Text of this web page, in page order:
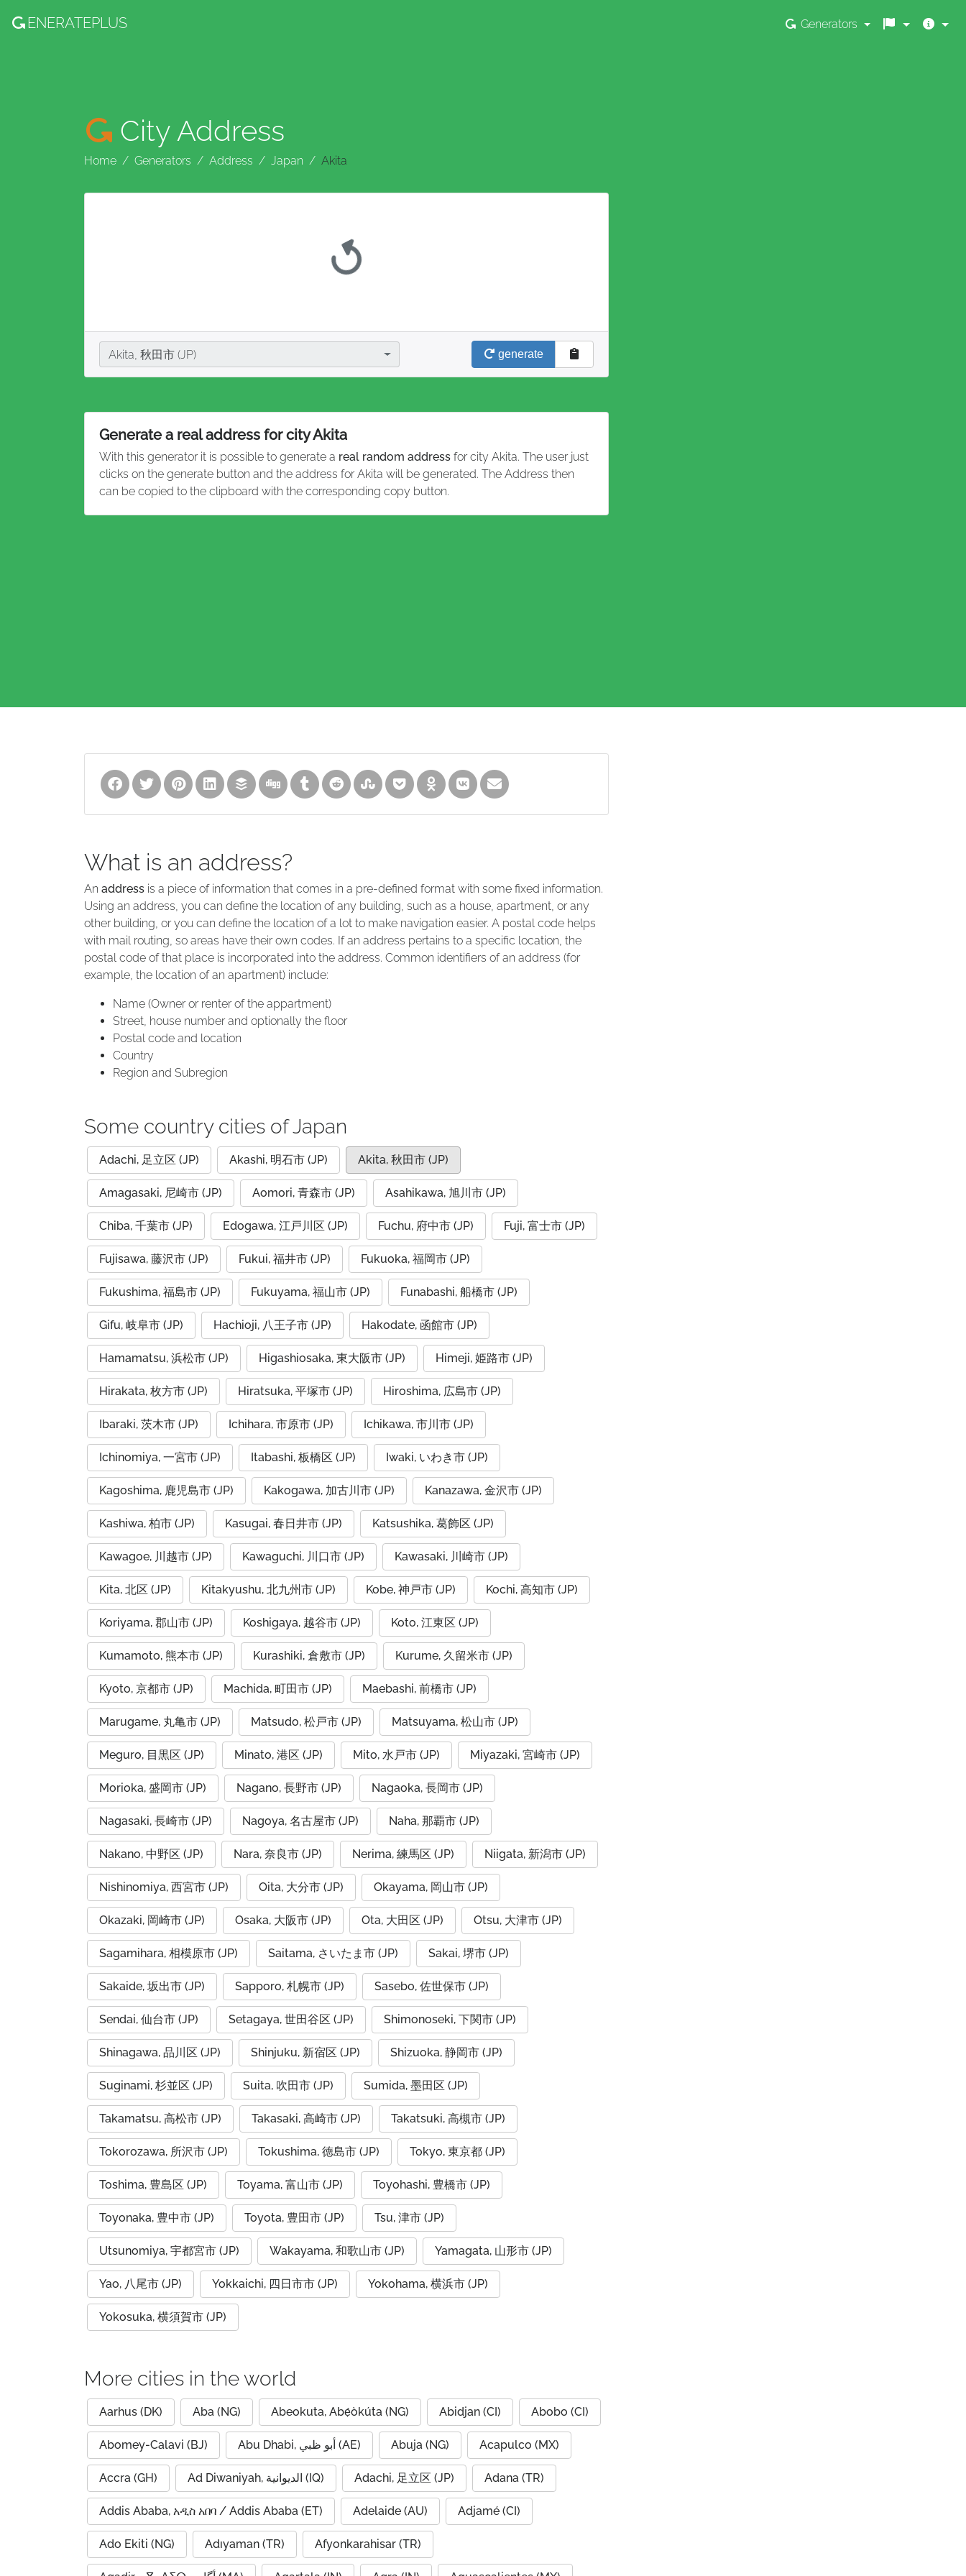
ENERATEPLUS Generators
City Address
Home Generators Address Japan Akita
City
Akita, 秋田市 (JP)
generate
Generate a real address for city Akita
With this generator it is possible to generate a real random address for city Akita. The user just
clicks on the generate button and the address for Akita will be generated. The Address then
can be copied to the clipboard with the corresponding copy button.
What is an address?
An address is a piece of information that comes in a pre-defined format with some fixed information.
Using an address, you can define the location of any building, such as a house, apartment, or any
other building, or you can define the location of a lot to make navigation easier. A postal code helps
with mail routing, so areas have their own codes. If an address pertains to a specific location, the
postal code of that place is incorporated into the address. Common identifiers of an address (for
example, the location of an apartment) include:
Name (Owner or renter of the appartment)
Street, house number and optionally the floor
Postal code and location
Country
Region and Subregion
Some country cities of Japan
Adachi, 足立区 (JP) Akashi, 明石市 (JP) Akita, 秋田市 (JP)
Amagasaki, 尼崎市 (JP) Aomori, 青森市 (JP) Asahikawa, 旭川市 (JP)
Chiba, 千葉市 (JP) Edogawa, 江戸川区 (JP) Fuchu, 府中市 (JP) Fuji, 富士市 (JP)
Fujisawa, 藤沢市 (JP) Fukui, 福井市 (JP) Fukuoka, 福岡市 (JP)
Fukushima, 福島市 (JP) Fukuyama, 福山市 (JP) Funabashi, 船橋市 (JP)
Gifu, 岐阜市 (JP) Hachioji, 八王子市 (JP) Hakodate, 函館市 (JP)
Hamamatsu, 浜松市 (JP) Higashiosaka, 東大阪市 (JP) Himeji, 姫路市 (JP)
Hirakata, 枚方市 (JP) Hiratsuka, 平塚市 (JP) Hiroshima, 広島市 (JP)
Ibaraki, 茨木市 (JP) Ichihara, 市原市 (JP) Ichikawa, 市川市 (JP)
Ichinomiya, 一宮市 (JP) Itabashi, 板橋区 (JP) Iwaki, いわき市 (JP)
Kagoshima, 鹿児島市 (JP) Kakogawa, 加古川市 (JP) Kanazawa, 金沢市 (JP)
Kashiwa, 柏市 (JP) Kasugai, 春日井市 (JP) Katsushika, 葛飾区 (JP)
Kawagoe, 川越市 (JP) Kawaguchi, 川口市 (JP) Kawasaki, 川崎市 (JP)
Kita, 北区 (JP) Kitakyushu, 北九州市 (JP) Kobe, 神戸市 (JP) Kochi, 高知市 (JP)
Koriyama, 郡山市 (JP) Koshigaya, 越谷市 (JP) Koto, 江東区 (JP)
Kumamoto, 熊本市 (JP) Kurashiki, 倉敷市 (JP) Kurume, 久留米市 (JP)
Kyoto, 京都市 (JP) Machida, 町田市 (JP) Maebashi, 前橋市 (JP)
Marugame, 丸亀市 (JP) Matsudo, 松戸市 (JP) Matsuyama, 松山市 (JP)
Meguro, 目黒区 (JP) Minato, 港区 (JP) Mito, 水戸市 (JP) Miyazaki, 宮崎市 (JP)
Morioka, 盛岡市 (JP) Nagano, 長野市 (JP) Nagaoka, 長岡市 (JP)
Nagasaki, 長崎市 (JP) Nagoya, 名古屋市 (JP) Naha, 那覇市 (JP)
Nakano, 中野区 (JP) Nara, 奈良市 (JP) Nerima, 練馬区 (JP) Niigata, 新潟市 (JP)
Nishinomiya, 西宮市 (JP) Oita, 大分市 (JP) Okayama, 岡山市 (JP)
Okazaki, 岡崎市 (JP) Osaka, 大阪市 (JP) Ota, 大田区 (JP) Otsu, 大津市 (JP)
Sagamihara, 相模原市 (JP) Saitama, さいたま市 (JP) Sakai, 堺市 (JP)
Sakaide, 坂出市 (JP) Sapporo, 札幌市 (JP) Sasebo, 佐世保市 (JP)
Sendai, 仙台市 (JP) Setagaya, 世田谷区 (JP) Shimonoseki, 下関市 (JP)
Shinagawa, 品川区 (JP) Shinjuku, 新宿区 (JP) Shizuoka, 静岡市 (JP)
Suginami, 杉並区 (JP) Suita, 吹田市 (JP) Sumida, 墨田区 (JP)
Takamatsu, 高松市 (JP) Takasaki, 高崎市 (JP) Takatsuki, 高槻市 (JP)
Tokorozawa, 所沢市 (JP) Tokushima, 徳島市 (JP) Tokyo, 東京都 (JP)
Toshima, 豊島区 (JP) Toyama, 富山市 (JP) Toyohashi, 豊橋市 (JP)
Toyonaka, 豊中市 (JP) Toyota, 豊田市 (JP) Tsu, 津市 (JP)
Utsunomiya, 宇都宮市 (JP) Wakayama, 和歌山市 (JP) Yamagata, 山形市 (JP)
Yao, 八尾市 (JP) Yokkaichi, 四日市市 (JP) Yokohama, 横浜市 (JP)
Yokosuka, 横須賀市 (JP)
More cities in the world
Aarhus (DK) Aba (NG) Abeokuta, Abẹ́òkúta (NG) Abidjan (CI) Abobo (CI)
Abomey-Calavi (BJ) Abu Dhabi, أبو ظبي (AE) Abuja (NG) Acapulco (MX)
Accra (GH) Ad Diwaniyah, الديوانية (IQ) Adachi, 足立区 (JP) Adana (TR)
Addis Ababa, አዲስ አበባ / Addis Ababa (ET) Adelaide (AU) Adjamé (CI)
Ado Ekiti (NG) Adıyaman (TR) Afyonkarahisar (TR)